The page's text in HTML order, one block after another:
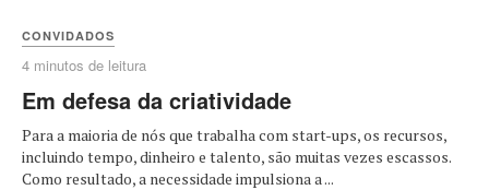
CONVIDADOS
4 minutos de leitura
Em defesa da criatividade
Para a maioria de nós que trabalha com start-ups, os recursos,
incluindo tempo, dinheiro e talento, são muitas vezes escassos.
Como resultado, a necessidade impulsiona a ...